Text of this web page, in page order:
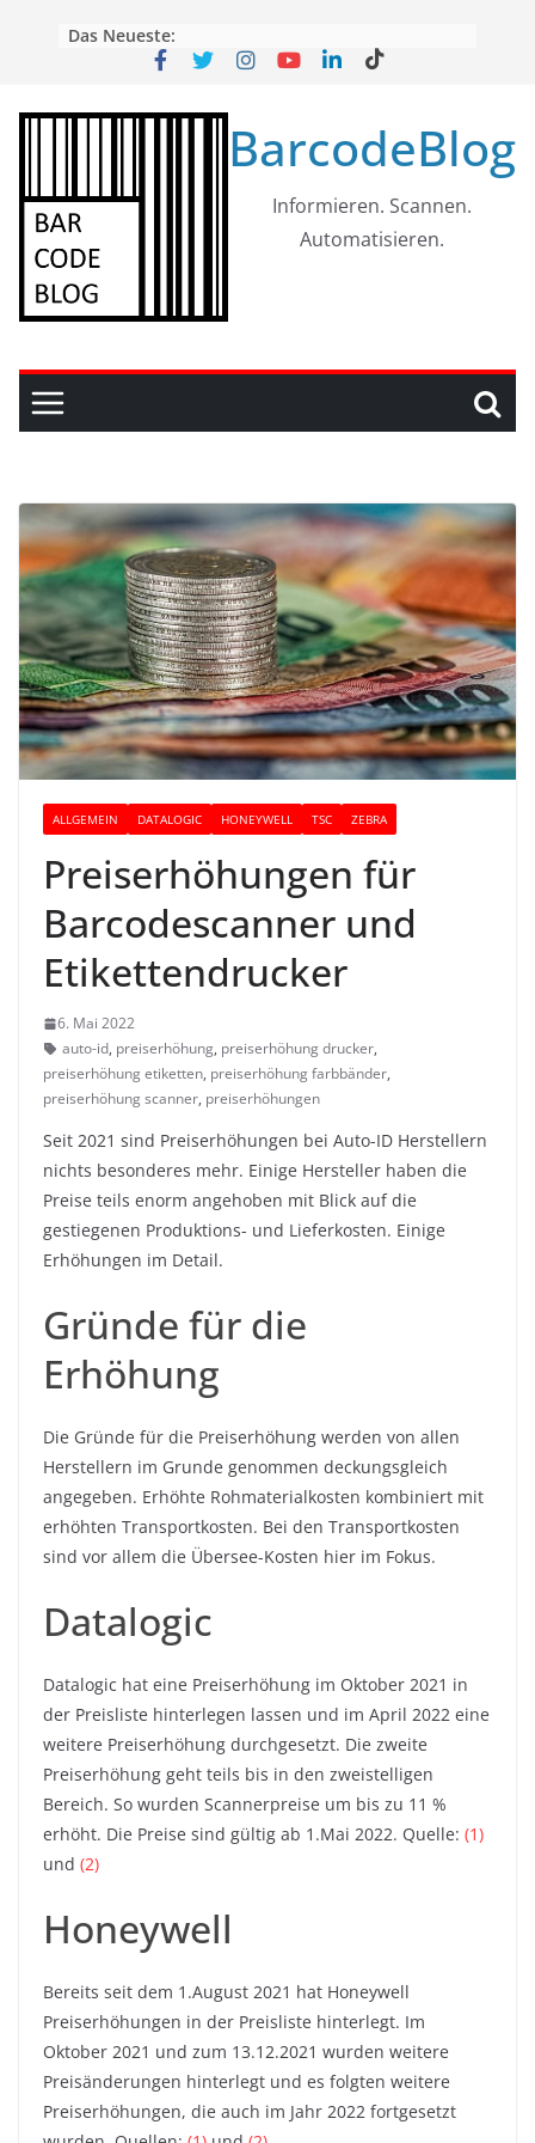
Das Neueste:
BarcodeBlog
Informieren. Scannen.
Automatisieren.
ALLGEMEIN DATALOGIC HONEYWELL TSC ZEBRA
Preiserhöhungen für
Barcodescanner und
Etikettendrucker
6. Mai 2022
auto-id, preiserhöhung, preiserhöhung drucker,
preiserhöhung etiketten, preiserhöhung farbbänder,
preiserhöhung scanner, preiserhöhungen
Seit 2021 sind Preiserhöhungen bei Auto-ID Herstellern
nichts besonderes mehr. Einige Hersteller haben die
Preise teils enorm angehoben mit Blick auf die
gestiegenen Produktions- und Lieferkosten. Einige
Erhöhungen im Detail.
Gründe für die
Erhöhung
Die Gründe für die Preiserhöhung werden von allen
Herstellern im Grunde genommen deckungsgleich
angegeben. Erhöhte Rohmaterialkosten kombiniert mit
erhöhten Transportkosten. Bei den Transportkosten
sind vor allem die Übersee-Kosten hier im Fokus.
Datalogic
Datalogic hat eine Preiserhöhung im Oktober 2021 in
der Preisliste hinterlegen lassen und im April 2022 eine
weitere Preiserhöhung durchgesetzt. Die zweite
Preiserhöhung geht teils bis in den zweistelligen
Bereich. So wurden Scannerpreise um bis zu 11 %
erhöht. Die Preise sind gültig ab 1.Mai 2022. Quelle: (1)
und (2)
Honeywell
Bereits seit dem 1.August 2021 hat Honeywell
Preiserhöhungen in der Preisliste hinterlegt. Im
Oktober 2021 und zum 13.12.2021 wurden weitere
Preisänderungen hinterlegt und es folgten weitere
Preiserhöhungen, die auch im Jahr 2022 fortgesetzt